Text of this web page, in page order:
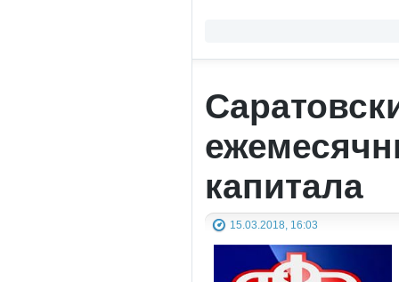
капитала
15.03.2018, 16:03